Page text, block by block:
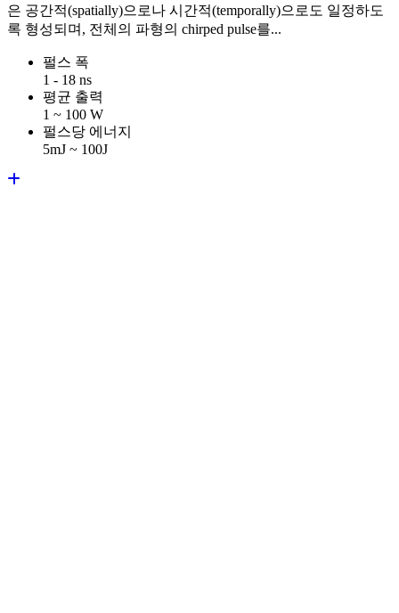
은 공간적(spatially)으로나 시간적(temporally)으로도 일정하도
록 형성되며, 전체의 파형의 chirped pulse를...
펄스 폭
1 - 18 ns
평균 출력
1 ~ 100 W
펄스당 에너지
5mJ ~ 100J